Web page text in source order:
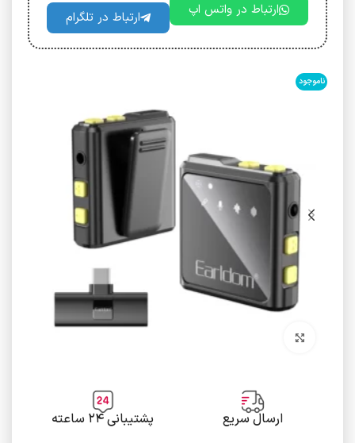
ارتباط در واتس اپ ارتباط در تلگرام
ناموجود
ارسال سریع پشتیبانی ۲۴ ساعته